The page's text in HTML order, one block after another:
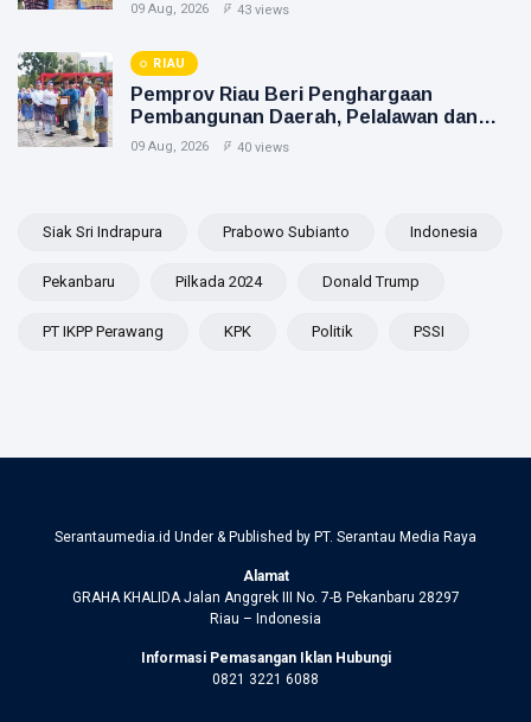
09 Aug, 2026 43 views
RIAU
Pemprov Riau Beri Penghargaan
Pembangunan Daerah, Pelalawan dan
Dumai Terbaik
09 Aug, 2026 40 views
Siak Sri Indrapura Prabowo Subianto Indonesia
Pekanbaru Pilkada 2024 Donald Trump
PT IKPP Perawang KPK Politik PSSI
Serantaumedia.id Under & Published by PT. Serantau Media Raya
Alamat
GRAHA KHALIDA Jalan Anggrek III No. 7-B Pekanbaru 28297
Riau – Indonesia
Informasi Pemasangan Iklan Hubungi
0821 3221 6088